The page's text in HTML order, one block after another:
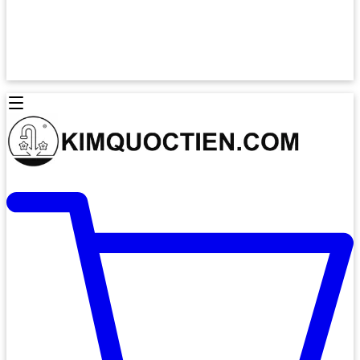
Lò Nướng Hafele
Máy Hút Khử Mùi Classic
Máy Rửa Chén Bát
Máy Rửa Chén Âm Toàn Phần
Máy Rửa Chén Bát 12 Bộ
Máy Rửa Chén Bát Bán Âm
Thiết Bị Vệ Sinh TOTO
Thiết Bị Vệ Sinh American Standard
Thiết Bị Vệ Sinh VIGLACERA
Thiết Bị Vệ Sinh THIÊN THANH
Thiết Bị Bếp